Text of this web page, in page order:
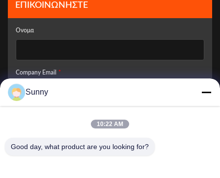
ΕΠΙΚΟΙΝΩΝΉΣΤΕ
Ονομα
Company Email *
Sunny
10:22 AM
Good day, what product are you looking for?